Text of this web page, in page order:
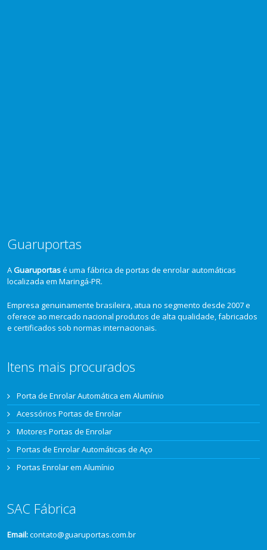
Guaruportas
AGuaruportasé uma fábrica de portas de enrolar automáticas
localizada em Maringá-PR.
Empresa genuinamente brasileira, atua no segmento desde 2007 e
oferece ao mercado nacional produtos de alta qualidade, fabricados
e certificados sob normas internacionais.
Itens mais procurados
Porta de Enrolar Automática em Alumínio
Acessórios Portas de Enrolar
Motores Portas de Enrolar
Portas de Enrolar Automáticas de Aço
Portas Enrolar em Alumínio
SAC Fábrica
Email:contato@guaruportas.com.br